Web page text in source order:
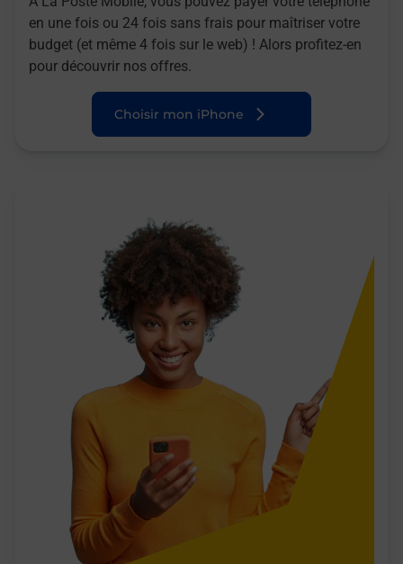
en une fois ou 24 fois sans frais pour maîtriser votre
budget (et même 4 fois sur le web) ! Alors profitez-en
pour découvrir nos offres.
Choisir mon iPhone